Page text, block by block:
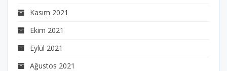
Kasım 2021
Ekim 2021
Eylül 2021
Ağustos 2021